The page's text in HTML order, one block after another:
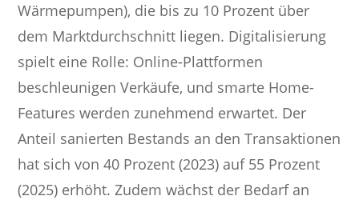
Wärmepumpen), die bis zu 10 Prozent über
dem Marktdurchschnitt liegen. Digitalisierung
spielt eine Rolle: Online-Plattformen
beschleunigen Verkäufe, und smarte Home-
Features werden zunehmend erwartet. Der
Anteil sanierten Bestands an den Transaktionen
hat sich von 40 Prozent (2023) auf 55 Prozent
(2025) erhöht. Zudem wächst der Bedarf an